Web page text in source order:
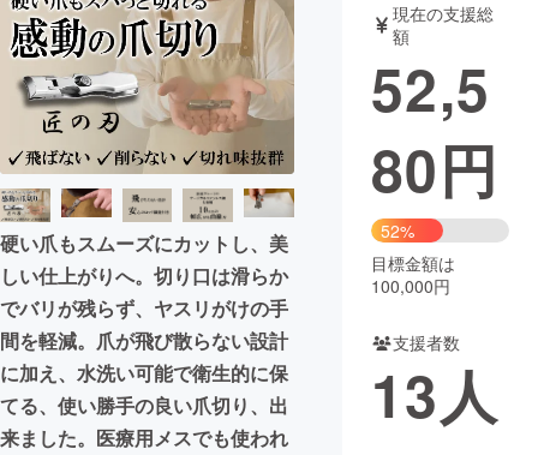
テクノロジー・ガジェット
映像・映画 書籍・雑誌
ビジネス・起業 チャレンジ
まちづくり・地域活性化
CAMPFIRE for Social Good
CAMPFIRE Creation
CAMPFIREふるさと納税machi-ya コミュニティ
硬い爪もスムーズにカットし、美
しい仕上がりへ。切り口は滑らか
でバリが残らず、ヤスリがけの手
間を軽減。爪が飛び散らない設計
に加え、水洗い可能で衛生的に保
てる、使い勝手の良い爪切り、出
来ました。医療用メスでも使われ
現在の支援総
額
52,5
80円
52%
目標金額は
100,000円
支援者数
13人